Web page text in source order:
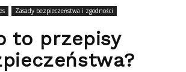
Zasady bezpieczeństwa i zgodności
to przepisy